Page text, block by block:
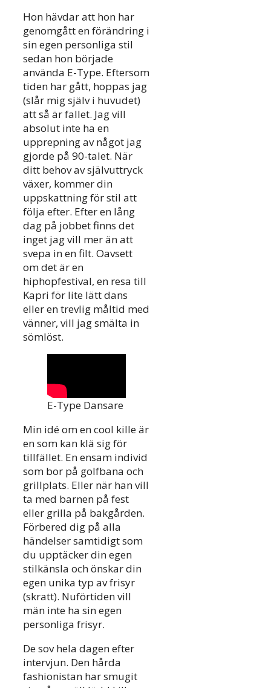
Hon hävdar att hon har
genomgått en förändring i
sin egen personliga stil
sedan hon började
använda E-Type. Eftersom
tiden har gått, hoppas jag
(slår mig själv i huvudet)
att så är fallet. Jag vill
absolut inte ha en
upprepning av något jag
gjorde på 90-talet. När
ditt behov av självuttryck
växer, kommer din
uppskattning för stil att
följa efter. Efter en lång
dag på jobbet finns det
inget jag vill mer än att
svepa in en filt. Oavsett
om det är en
hiphopfestival, en resa till
Kapri för lite lätt dans
eller en trevlig måltid med
vänner, vill jag smälta in
sömlöst.
E-Type Dansare
Min idé om en cool kille är
en som kan klä sig för
tillfället. En ensam individ
som bor på golfbana och
grillplats. Eller när han vill
ta med barnen på fest
eller grilla på bakgården.
Förbered dig på alla
händelser samtidigt som
du upptäcker din egen
stilkänsla och önskar din
egen unika typ av frisyr
(skratt). Nuförtiden vill
män inte ha sin egen
personliga frisyr.
De sov hela dagen efter
intervjun. Den hårda
fashionistan har smugit